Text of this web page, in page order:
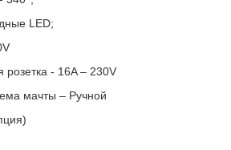
LED;
розетка - 16A – 230V
мачты – Ручной